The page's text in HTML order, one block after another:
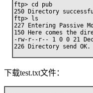
ftp> cd pub
250 Directory
ftp> ls
227 Entering Passive
150 Here comes the
-rw-r--r-- 1 0 0 21
226 Directory send OK.
下载test.txt文件：